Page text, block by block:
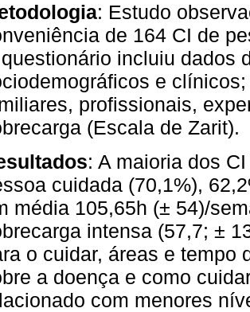
: Estudo
de 164 CI de
incluiu dados
e
profissionais,
(Escala de Zarit).
: A maioria dos
cuidada (70,1%),
média 105,65h (± 54)/
intensa (57,7; ±
o cuidar, áreas e tempo
a doença e como
com menores